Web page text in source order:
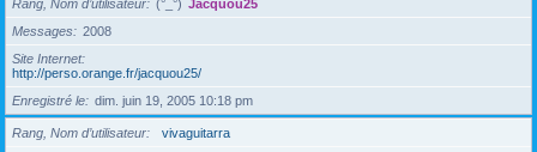
Rang, Nom d’utilisateur (°_°) Jacquou25
Messages
2008
Site Internet
http://perso.orange.fr/jacquou25/
Enregistré le
dim. juin 19, 2005 10:18 pm
Rang, Nom d’utilisateur
vivaguitarra